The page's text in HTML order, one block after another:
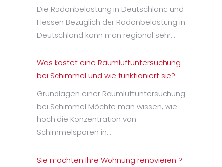
Die Radonbelastung in Deutschland und
Hessen Bezüglich der Radonbelastung in
Deutschland kann man regional sehr…
Was kostet eine Raumluftuntersuchung
bei Schimmel und wie funktioniert sie?
Grundlagen einer Raumluftuntersuchung
bei Schimmel Möchte man wissen, wie
hoch die Konzentration von
Schimmelsporen in…
Sie möchten Ihre Wohnung renovieren ?